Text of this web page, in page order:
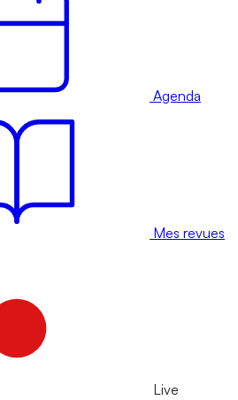
Agenda
Mes revues
Live